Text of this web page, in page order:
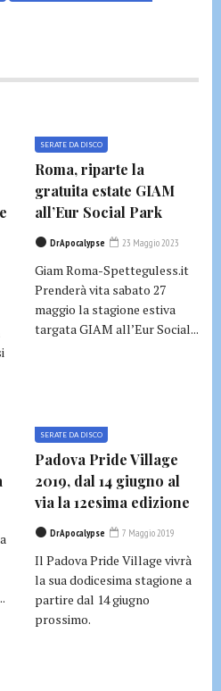
SERATE DA DISCO
Roma, riparte la
gratuita estate GIAM
all’Eur Social Park
DrApocalypse 23 Maggio 2023
Giam Roma-Spetteguless.it
Prenderà vita sabato 27
maggio la stagione estiva
targata GIAM all’Eur Social...
SERATE DA DISCO
Padova Pride Village
2019, dal 14 giugno al
via la 12esima edizione
DrApocalypse 7 Maggio 2019
Il Padova Pride Village vivrà
la sua dodicesima stagione a
partire dal 14 giugno
prossimo.